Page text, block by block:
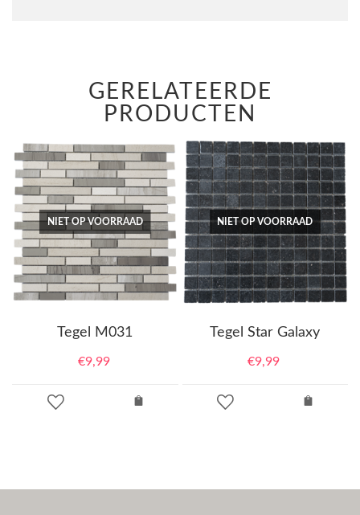
GERELATEERDE
PRODUCTEN
NIET OP VOORRAAD
Tegel M031
€9,99
NIET OP VOORRAAD
Tegel Star Galaxy
€9,99